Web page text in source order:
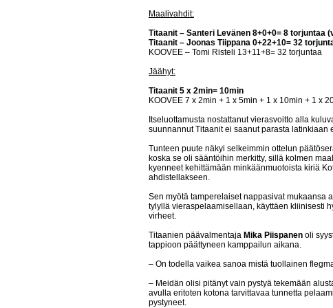
Maalivahdit:
Titaanit – Santeri Levänen 8+0+0= 8 torjuntaa
Titaanit – Joonas Tiippana 0+22+10= 32
KOOVEE – Tomi Risteli 13+11+8= 32 torjuntaa
Jäähyt:
Titaanit 5 x 2min= 10min
KOOVEE 7 x 2min + 1 x 5min + 1 x 10min + 1 x
Itseluottamusta nostattanut vierasvoitto alla
suunnannut Titaanit ei saanut parasta
Tunteen puute näkyi selkeimmin ottelun
koska se oli sääntöihin merkitty, sillä kolmen
kyenneet kehittämään minkäänmuotoista kiriä
ahdistellakseen.
Sen myötä tamperelaiset nappasivat mukaansa
tylyllä vieraspelaamisellaan, käyttäen kliinisesti
virheet.
Titaanien päävalmentaja Mika Piispanen oli
tappioon päättyneen kamppailun aikana.
– On todella vaikea sanoa mistä tuollainen
– Meidän olisi pitänyt vain pystyä tekemään
avulla eritoten kotona tarvittavaa tunnetta
pystyneet.